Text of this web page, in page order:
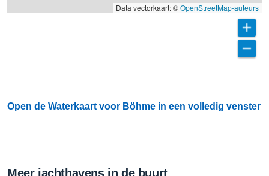
Data vectorkaart: ©OpenStreetMap-auteurs
Open de Waterkaart voor Böhme in een volledig venster
Meer jachthavens in de buurt